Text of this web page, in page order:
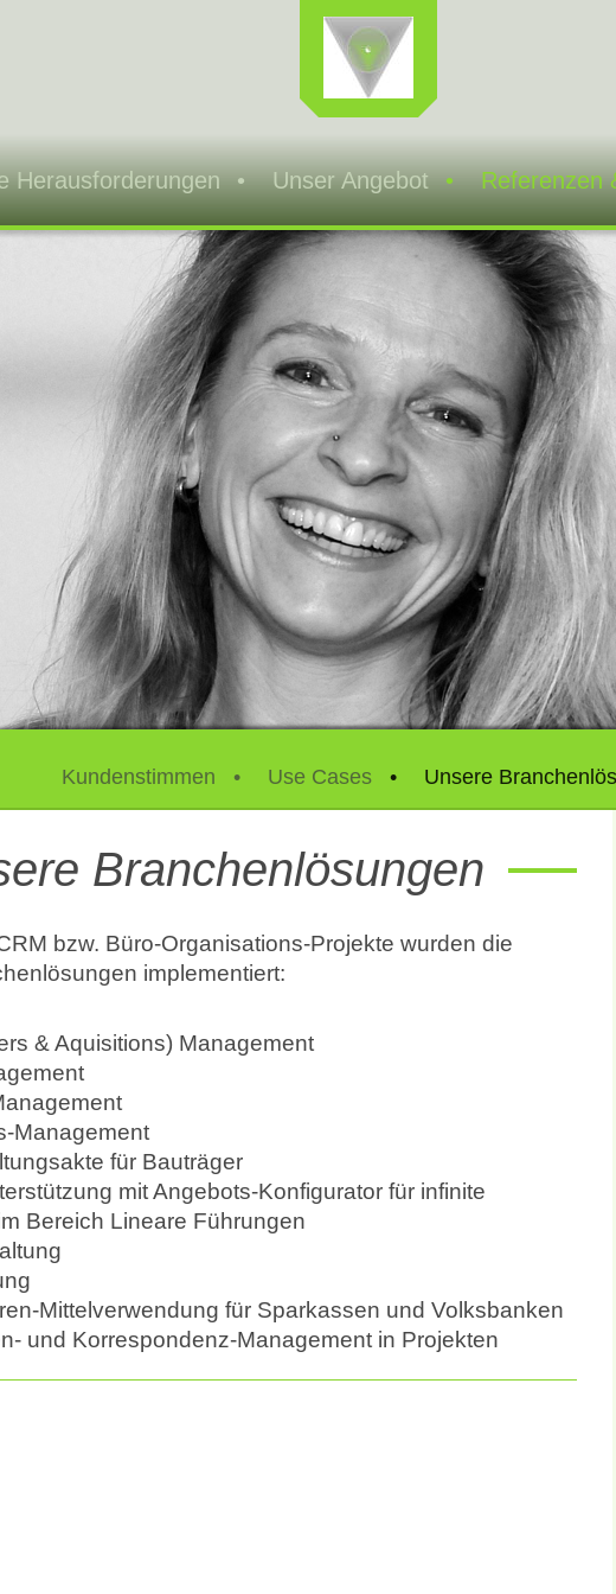
Herausforderungen Unser Angebot Referenzen
Kundenstimmen Use Cases Unsere
Branchenlösungen
bzw. Büro-Organisations-Projekte wurden die
implementiert:
& Aquisitions) Management
Management
für Bauträger
mit Angebots-Konfigurator für infinite
Bereich Lineare Führungen
Mittelverwendung für Sparkassen und Volksbanken
und Korrespondenz-Management in Projekten